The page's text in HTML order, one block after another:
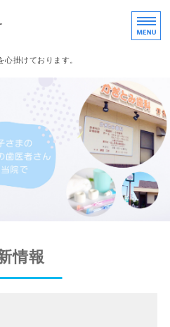
かぎとみ歯科｜山口県岩国市
掛けております。
情報